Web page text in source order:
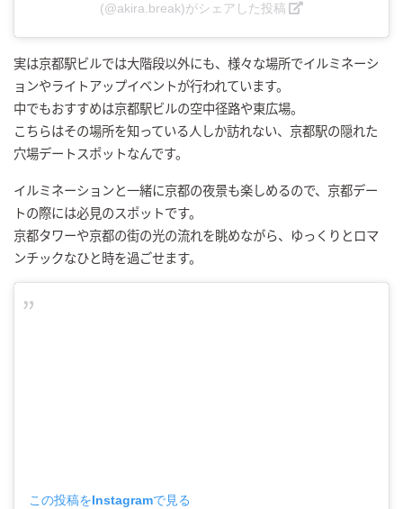
(@akira.break)がシェアした投稿
実は京都駅ビルでは大階段以外にも、様々な場所でイルミネーシ
ョンやライトアップイベントが行われています。
中でもおすすめは京都駅ビルの空中径路や東広場。
こちらはその場所を知っている人しか訪れない、京都駅の隠れた
穴場デートスポットなんです。
イルミネーションと一緒に京都の夜景も楽しめるので、京都デー
トの際には必見のスポットです。
京都タワーや京都の街の光の流れを眺めながら、ゆっくりとロマ
ンチックなひと時を過ごせます。
この投稿をInstagramで見る